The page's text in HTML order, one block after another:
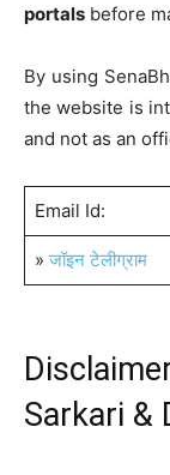
portals before
By using
the website is
and not as an
Email Id:
»जॉइन टेलीग्राम
Sarkari &